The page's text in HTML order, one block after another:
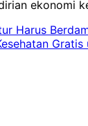
ekonomi
Harus